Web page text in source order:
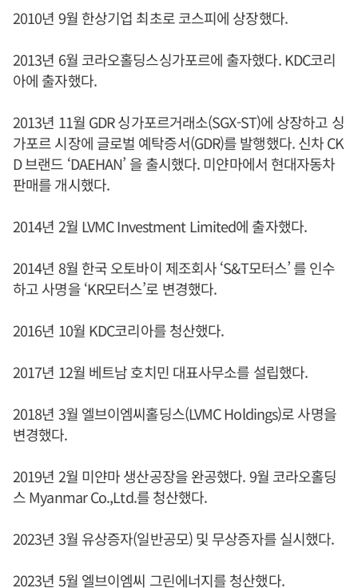
2010년 9월 한상기업 최초로 코스피에 상장했다.
2013년 6월 코라오홀딩스싱가포르에 출자했다. KDC코리
아에 출자했다.
2013년 11월 GDR 싱가포르거래소(SGX-ST)에 상장하고 싱
가포르 시장에 글로벌 예탁증서(GDR)를 발행했다. 신차 CK
D 브랜드 ‘DAEHAN’ 을 출시했다. 미얀마에서 현대자동차
판매를 개시했다.
2014년 2월 LVMC Investment Limited에 출자했다.
2014년 8월 한국 오토바이 제조회사 ‘S&T모터스’ 를 인수
하고 사명을 ‘KR모터스’로 변경했다.
2016년 10월 KDC코리아를 청산했다.
2017년 12월 베트남 호치민 대표사무소를 설립했다.
2018년 3월 엘브이엠씨홀딩스(LVMC Holdings)로 사명을
변경했다.
2019년 2월 미얀마 생산공장을 완공했다. 9월 코라오홀딩
스 Myanmar Co.,Ltd.를 청산했다.
2023년 3월 유상증자(일반공모) 및 무상증자를 실시했다.
2023년 5월 엘브이엠씨 그린에너지를 청산했다.